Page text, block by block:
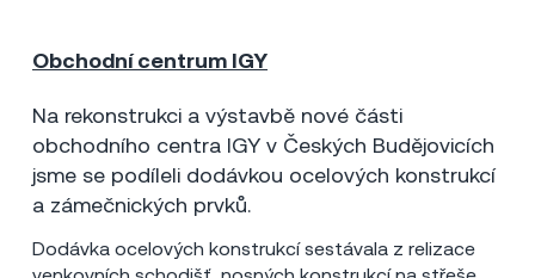
Obchodní centrum IGY
Na rekonstrukci a výstavbě nové části
obchodního centra IGY v Českých Budějovicích
jsme se podíleli dodávkou ocelových konstrukcí
a zámečnických prvků.
Dodávka ocelových konstrukcí sestávala z relizace